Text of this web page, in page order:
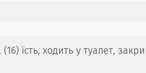
(16) їсть, ходить у туалет,